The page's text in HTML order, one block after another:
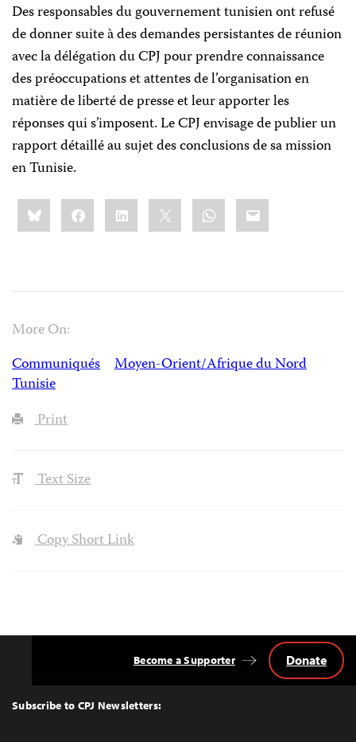
Des responsables du gouvernement tunisien ont refusé
de donner suite à des demandes persistantes de réunion
avec la délégation du CPJ pour prendre connaissance
des préoccupations et attentes de l’organisation en
matière de liberté de presse et leur apporter les
réponses qui s’imposent. Le CPJ envisage de publier un
rapport détaillé au sujet des conclusions de sa mission
en Tunisie.
Share
this:BlueskyFacebookLinkedIn WhatsApp
Email
More On:
Communiqués
Moyen-Orient/Afrique du Nord
Tunisie
Print
Text Size
Copy Short Link
Top
Subscribe to CPJ Newsletters:
Become a Supporter Donate